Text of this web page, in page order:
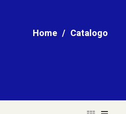
Home / Catalogo